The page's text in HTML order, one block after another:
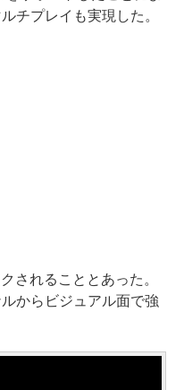
チプレイも実現した。
されることとあった。
からビジュアル面で強